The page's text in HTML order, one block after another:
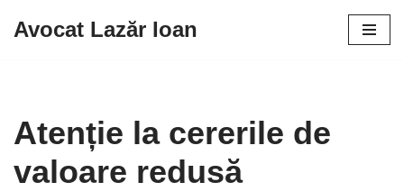
Avocat Lazăr Ioan
Atenție la cererile de
valoare redusă